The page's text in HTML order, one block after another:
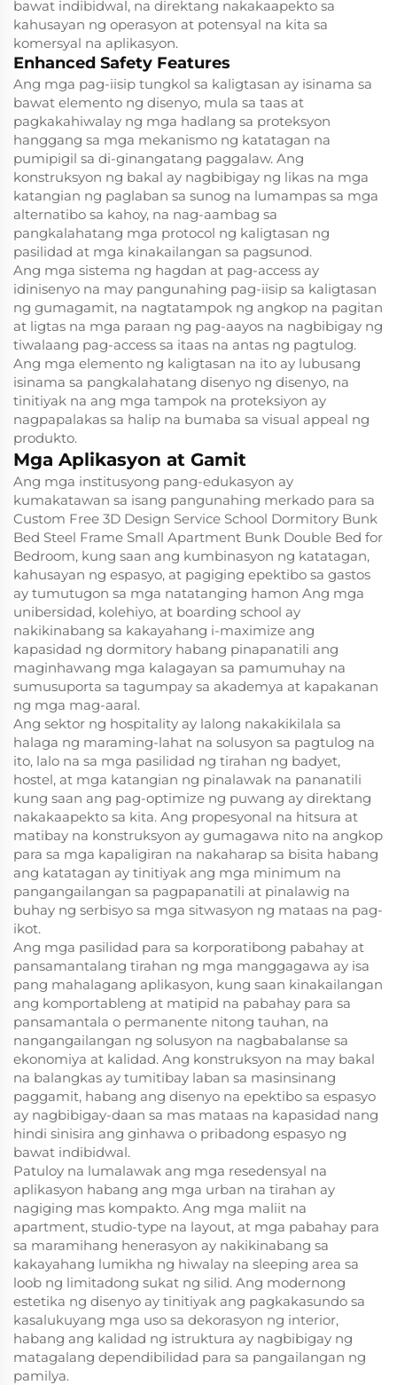
bawat indibidwal, na direktang nakakaapekto sa
kahusayan ng operasyon at potensyal na kita sa
komersyal na aplikasyon.
Enhanced Safety Features
Ang mga pag-iisip tungkol sa kaligtasan ay isinama sa
bawat elemento ng disenyo, mula sa taas at
pagkakahiwalay ng mga hadlang sa proteksyon
hanggang sa mga mekanismo ng katatagan na
pumipigil sa di-ginangatang paggalaw. Ang
konstruksyon ng bakal ay nagbibigay ng likas na mga
katangian ng paglaban sa sunog na lumampas sa mga
alternatibo sa kahoy, na nag-aambag sa
pangkalahatang mga protocol ng kaligtasan ng
pasilidad at mga kinakailangan sa pagsunod.
Ang mga sistema ng hagdan at pag-access ay
idinisenyo na may pangunahing pag-iisip sa kaligtasan
ng gumagamit, na nagtatampok ng angkop na pagitan
at ligtas na mga paraan ng pag-aayos na nagbibigay ng
tiwalaang pag-access sa itaas na antas ng pagtulog.
Ang mga elemento ng kaligtasan na ito ay lubusang
isinama sa pangkalahatang disenyo ng disenyo, na
tinitiyak na ang mga tampok na proteksiyon ay
nagpapalakas sa halip na bumaba sa visual appeal ng
produkto.
Mga Aplikasyon at Gamit
Ang mga institusyong pang-edukasyon ay
kumakatawan sa isang pangunahing merkado para sa
Custom Free 3D Design Service School Dormitory Bunk
Bed Steel Frame Small Apartment Bunk Double Bed for
Bedroom, kung saan ang kumbinasyon ng katatagan,
kahusayan ng espasyo, at pagiging epektibo sa gastos
ay tumutugon sa mga natatanging hamon Ang mga
unibersidad, kolehiyo, at boarding school ay
nakikinabang sa kakayahang i-maximize ang
kapasidad ng dormitory habang pinapanatili ang
maginhawang mga kalagayan sa pamumuhay na
sumusuporta sa tagumpay sa akademya at kapakanan
ng mga mag-aaral.
Ang sektor ng hospitality ay lalong nakakikilala sa
halaga ng maraming-lahat na solusyon sa pagtulog na
ito, lalo na sa mga pasilidad ng tirahan ng badyet,
hostel, at mga katangian ng pinalawak na pananatili
kung saan ang pag-optimize ng puwang ay direktang
nakakaapekto sa kita. Ang propesyonal na hitsura at
matibay na konstruksyon ay gumagawa nito na angkop
para sa mga kapaligiran na nakaharap sa bisita habang
ang katatagan ay tinitiyak ang mga minimum na
pangangailangan sa pagpapanatili at pinalawig na
buhay ng serbisyo sa mga sitwasyon ng mataas na pag-
ikot.
Ang mga pasilidad para sa korporatibong pabahay at
pansamantalang tirahan ng mga manggagawa ay isa
pang mahalagang aplikasyon, kung saan kinakailangan
ang komportableng at matipid na pabahay para sa
pansamantala o permanente nitong tauhan, na
nangangailangan ng solusyon na nagbabalanse sa
ekonomiya at kalidad. Ang konstruksyon na may bakal
na balangkas ay tumitibay laban sa masinsinang
paggamit, habang ang disenyo na epektibo sa espasyo
ay nagbibigay-daan sa mas mataas na kapasidad nang
hindi sinisira ang ginhawa o pribadong espasyo ng
bawat indibidwal.
Patuloy na lumalawak ang mga resedensyal na
aplikasyon habang ang mga urban na tirahan ay
nagiging mas kompakto. Ang mga maliit na
apartment, studio-type na layout, at mga pabahay para
sa maramihang henerasyon ay nakikinabang sa
kakayahang lumikha ng hiwalay na sleeping area sa
loob ng limitadong sukat ng silid. Ang modernong
estetika ng disenyo ay tinitiyak ang pagkakasundo sa
kasalukuyang mga uso sa dekorasyon ng interior,
habang ang kalidad ng istruktura ay nagbibigay ng
matagalang dependibilidad para sa pangailangan ng
pamilya.
Pasadya: ang sukat, kulay, at istilo ay maaaring i-customize la
hat.
Kami ay isang tagagawa at maaaring gumawa ng pasadya bat
ay sa iyong mga pangangailangan. Maligayang pagdating sa a
ming pabrika.
Paunawa: Ang presyo ay hindi kasama ang kutson, upuan,
unan, kumot, lampara, kurtina, at iba pang mga accessorie
s.